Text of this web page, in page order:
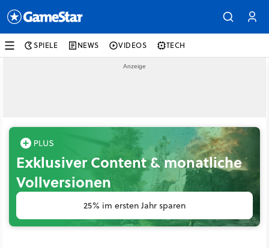
SPIELE NEWS VIDEOS TECH
Exklusiver Content & monatliche
Vollversionen
25% im ersten Jahr sparen